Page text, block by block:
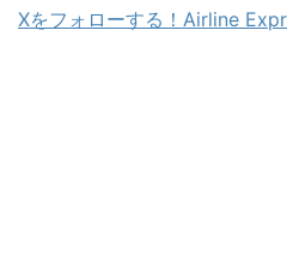
Xをフォローする！Airline